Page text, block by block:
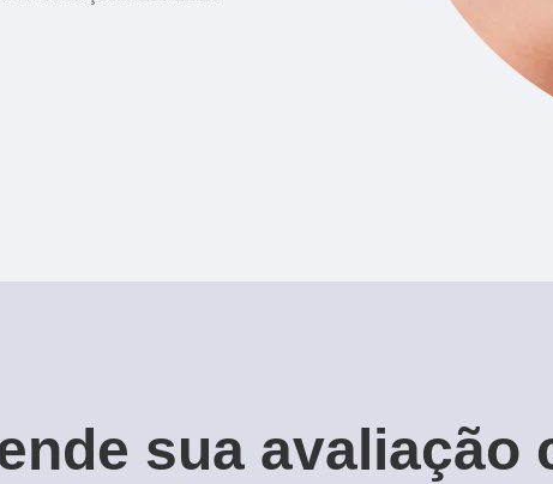
sua avaliação